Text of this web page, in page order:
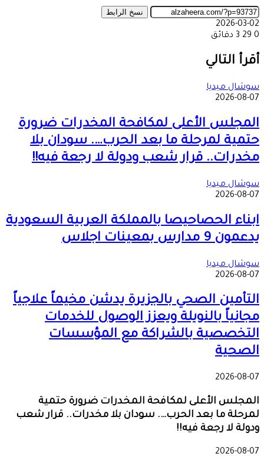
نسخ الرابط
2026-03-02
0
3 دقائق
عبر
البريد
أقرأ التالي
سوشال ميديا
2026-08-07
المجلس الأعلى لمكافحة المخدرات ضرورة
حتمية لمرحلة ما بعد الحرب…. سودان بلا
مخدرات.. قرار شعب ودولة لا رجعة فيه!!
سوشال ميديا
2026-08-07
ابناء الحصاحيصا بالمملكة العربية السعودية
يدعمون 9 مدارس بمعينات اجلاس
سوشال ميديا
2026-08-07
التأمين الصحي بالجزيرة يدشن مخيماً علاجياً
مجانياً بالنويلة ويعزز الوصول للخدمات
التخصصية بالشراكة مع المؤسسات
الصحية
2026-08-07
المجلس الأعلى لمكافحة المخدرات ضرورة حتمية
لمرحلة ما بعد الحرب…. سودان بلا مخدرات.. قرار شعب
ودولة لا رجعة فيه!!
2026-08-07